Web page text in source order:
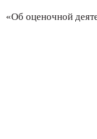
«Об оценочной